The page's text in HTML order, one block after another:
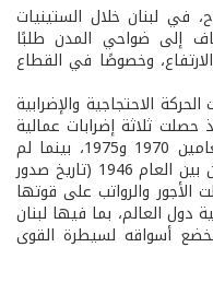
في لبنان خلال الستينيات
إلى ضواحي المدن طلبًا
وخصوصًا في القطاع
الاحتجاجية والإضرابية
حصلت ثلاثة إضرابات عمالية
عامة في غضون خمس سنوات بين العامين 1970 و1975، بينما لم
يتحقّق إلّا إضراب عام واحد خلال ربع قرن بين العام 1946 (تاريخ صدور
آنذاك حافظت الأجور والرواتب على قوتها
دول العالم، بما فيها لبنان
أسواقه لسيطرة القوى